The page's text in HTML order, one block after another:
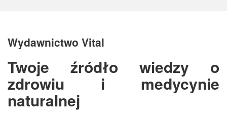
Wydawnictwo Vital
Twoje źródło wiedzy o
zdrowiu i medycynie
naturalnej